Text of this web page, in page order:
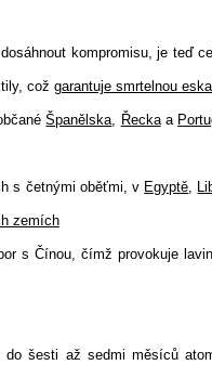
kompromisu, je teď
což garantuje smrtelnou
Španělska, Řeckaa
s četnými oběťmi, v Egyptě,
zemích
s Čínou, čímž provokuje
do šesti až sedmi měsíců